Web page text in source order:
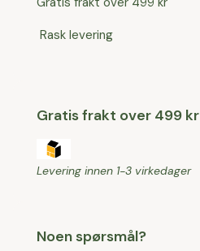
Rask levering
Gratis frakt over 499 kr
Levering innen 1-3 virkedager
Noen spørsmål?